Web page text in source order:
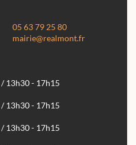
05 63 79 25 80
mairie@realmont.fr
13h30 - 17h15
13h30 - 17h15
13h30 - 17h15